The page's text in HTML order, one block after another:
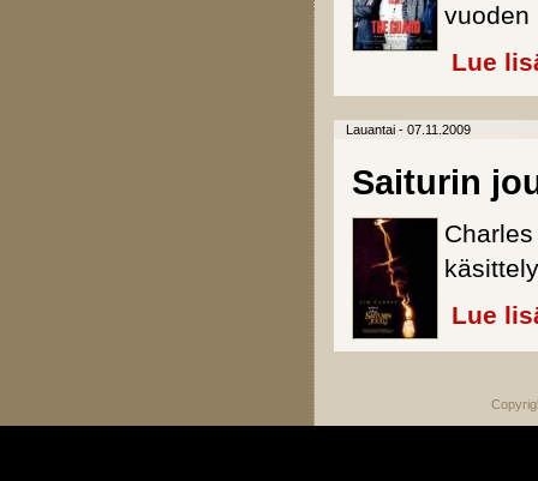
vuoden
Lue
Lauantai - 07.11.2009
Saiturin
Lue